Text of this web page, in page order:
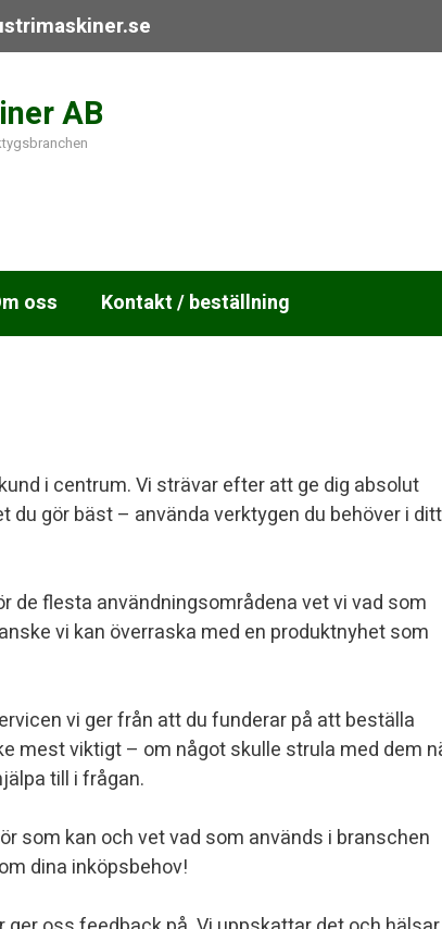
AB
Kontakt / beställning
i centrum. Vi strävar efter att ge dig absolut
gör bäst – använda verktygen du behöver i ditt
de flesta användningsområdena vet vi vad som
vi kan överraska med en produktnyhet som
vi ger från att du funderar på att beställa
mest viktigt – om något skulle strula med dem när
till i frågan.
som kan och vet vad som används i branschen
dina inköpsbehov!